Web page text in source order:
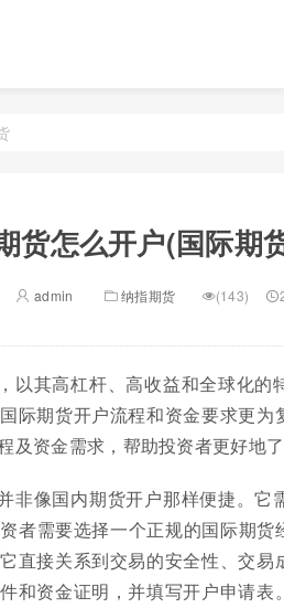
货怎么开户(国际期
admin 纳指期货 (143)
以其高杠杆、高收益和全球化
际期货开户流程和资金要求更
及资金需求，帮助投资者更好地了
非像国内期货开户那样便捷。
者需要选择一个正规的国际期
直接关系到交易的安全性、交
和资金证明，并填写开户申请